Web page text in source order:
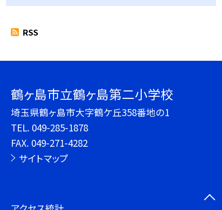
RSS
鶴ヶ島市立鶴ヶ島第二小学校
埼玉県鶴ヶ島市大字鶴ケ丘358番地の1
TEL. 049-285-1878
FAX. 049-271-4282
サイトマップ